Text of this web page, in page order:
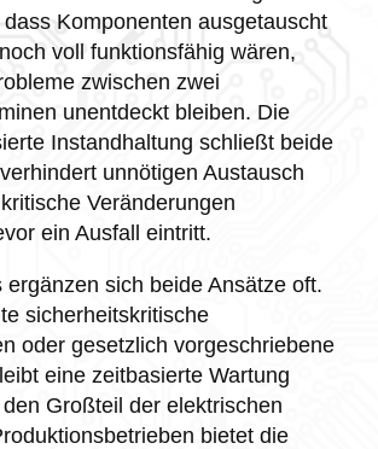
Komponenten ausgetauscht
voll funktionsfähig wären,
zwischen zwei
unentdeckt bleiben. Die
Instandhaltung schließt beide
unnötigen Austausch
Veränderungen
ein Ausfall eintritt.
ergänzen sich beide Ansätze oft.
sicherheitskritische
oder gesetzlich vorgeschriebene
eine zeitbasierte Wartung
Großteil der elektrischen
bietet die